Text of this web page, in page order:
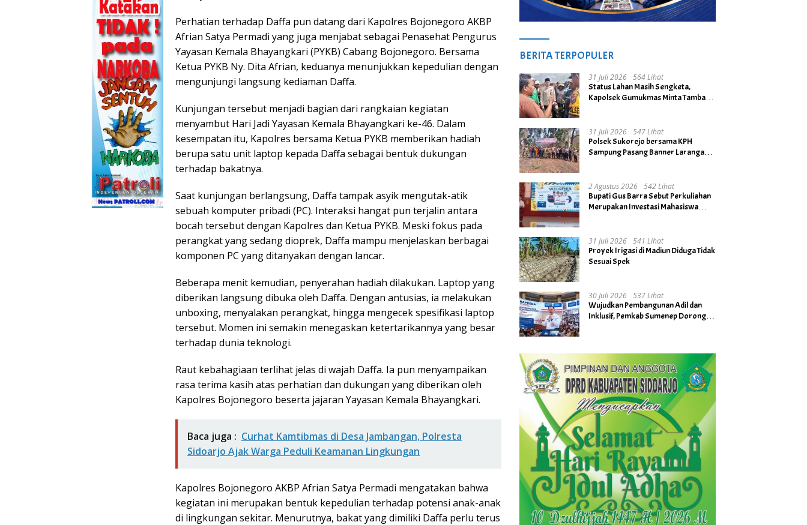
Perhatian terhadap Daffa pun datang dari Kapolres Bojonegoro AKBP
Afrian Satya Permadi yang juga menjabat sebagai Penasehat Pengurus
Yayasan Kemala Bhayangkari (PYKB) Cabang Bojonegoro. Bersama
Ketua PYKB Ny. Dita Afrian, keduanya menunjukkan kepedulian dengan
mengunjungi langsung kediaman Daffa.
Kunjungan tersebut menjadi bagian dari rangkaian kegiatan
menyambut Hari Jadi Yayasan Kemala Bhayangkari ke-46. Dalam
kesempatan itu, Kapolres bersama Ketua PYKB memberikan hadiah
berupa satu unit laptop kepada Daffa sebagai bentuk dukungan
terhadap bakatnya.
Saat kunjungan berlangsung, Daffa tampak asyik mengutak-atik
sebuah komputer pribadi (PC). Interaksi hangat pun terjalin antara
bocah tersebut dengan Kapolres dan Ketua PYKB. Meski fokus pada
perangkat yang sedang dioprek, Daffa mampu menjelaskan berbagai
komponen PC yang ditanyakan dengan lancar.
Beberapa menit kemudian, penyerahan hadiah dilakukan. Laptop yang
diberikan langsung dibuka oleh Daffa. Dengan antusias, ia melakukan
unboxing, menyalakan perangkat, hingga mengecek spesifikasi laptop
tersebut. Momen ini semakin menegaskan ketertarikannya yang besar
terhadap dunia teknologi.
Raut kebahagiaan terlihat jelas di wajah Daffa. Ia pun menyampaikan
rasa terima kasih atas perhatian dan dukungan yang diberikan oleh
Kapolres Bojonegoro beserta jajaran Yayasan Kemala Bhayangkari.
Baca juga : Curhat Kamtibmas di Desa Jambangan, Polresta
Sidoarjo Ajak Warga Peduli Keamanan Lingkungan
Kapolres Bojonegoro AKBP Afrian Satya Permadi mengatakan bahwa
kegiatan ini merupakan bentuk kepedulian terhadap potensi anak-anak
di lingkungan sekitar. Menurutnya, bakat yang dimiliki Daffa perlu terus
BERITA TERPOPULER
31 Juli 2026
564 Lihat
Status Lahan Masih Sengketa,
Kapolsek Gumukmas Minta Tambang
31 Juli 2026
547 Lihat
Polsek Sukorejo bersama KPH
Sampung Pasang Banner Larangan
2 Agustus 2026
542 Lihat
Bupati Gus Barra Sebut Perkuliahan
Merupakan Investasi Mahasiswa
31 Juli 2026
541 Lihat
Proyek Irigasi di Madiun Diduga Tidak
Sesuai Spek
30 Juli 2026
537 Lihat
Wujudkan Pembangunan Adil dan
Inklusif, Pemkab Sumenep Dorong